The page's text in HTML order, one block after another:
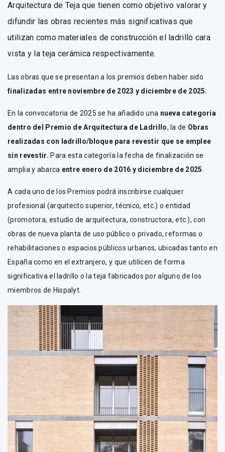
Arquitectura de Teja que tienen como objetivo valorar y
difundir las obras recientes más significativas que
utilizan como materiales de construcción el ladrillo cara
vista y la teja cerámica respectivamente.
Las obras que se presentan a los premios deben haber sido
finalizadas entre noviembre de 2023 y diciembre de 2025.
En la convocatoria de 2025 se ha añadido una nueva categoría
dentro del Premio de Arquitectura de Ladrillo, la de Obras
realizadas con ladrillo/bloque para revestir que se emplee
sin revestir. Para esta categoría la fecha de finalización se
amplia y abarca entre enero de 2016 y diciembre de 2025
A cada uno de los Premios podrá inscribirse cualquier
profesional (arquitecto superior, técnico, etc.) o entidad
(promotora, estudio de arquitectura, constructora, etc.), con
obras de nueva planta de uso público o privado, reformas o
rehabilitaciones o espacios públicos urbanos, ubicadas tanto en
España como en el extranjero, y que utilicen de forma
significativa el ladrillo o la teja fabricados por alguno de los
miembros de Hispalyt.